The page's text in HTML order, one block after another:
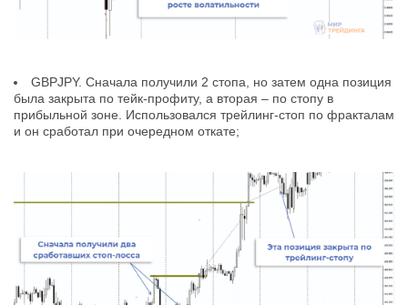
GBPJPY. Сначала получили 2 стопа, но затем одна позиция
была закрыта по тейк-профиту, а вторая – по стопу в
прибыльной зоне. Использовался трейлинг-стоп по фракталам
и он сработал при очередном откате;